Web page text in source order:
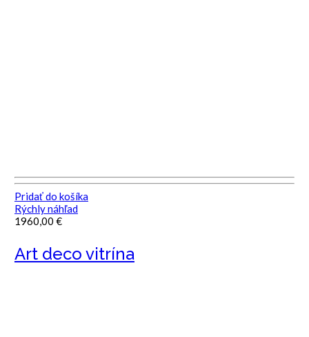
Pridať do košíka
Rýchly náhľad
1960,00 €
Art deco vitrína